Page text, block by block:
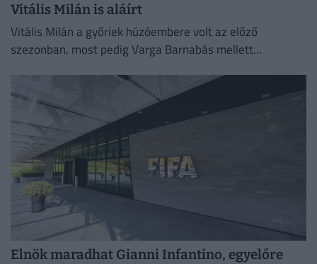
Vitális Milán is aláírt
Vitális Milán a győriek húzóembere volt az előző
szezonban, most pedig Varga Barnabás mellett
Elnök maradhat Gianni Infantino, egyelőre